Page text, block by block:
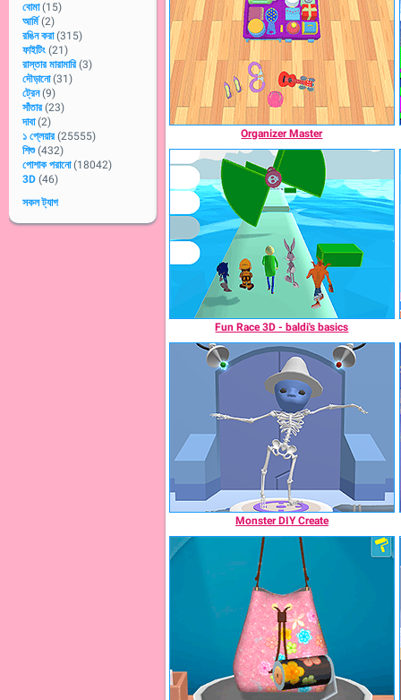
বোমা (15)
আর্মি (2)
রঙিন করা (315)
ফাইটিং (21)
রাস্তার মারামারি (3)
দৌড়ানো (31)
ট্রেন (9)
সাঁতার (23)
দাবা (2)
১ প্লেয়ার (25555)
শিশু (432)
পোশাক পরানো (18042)
3D (46)
সকল ট্যাগ
Organizer Master
Fun Race 3D - baldi's basics
Monster DIY Create